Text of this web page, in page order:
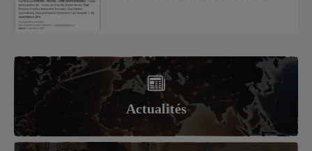
Actualités